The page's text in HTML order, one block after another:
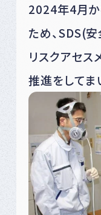
2024年4月
ため、SDS(
リスクアセス
推進をしてま